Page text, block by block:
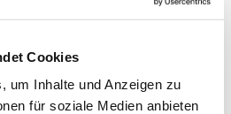
Cookies
um Inhalte und Anzeigen zu
für soziale Medien anbieten
Sie auch